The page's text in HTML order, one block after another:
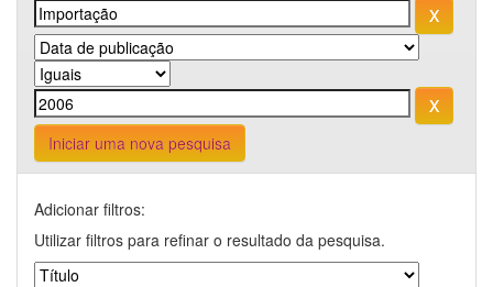
Iniciar uma nova pesquisa
Adicionar filtros:
Utilizar filtros para refinar o resultado da pesquisa.